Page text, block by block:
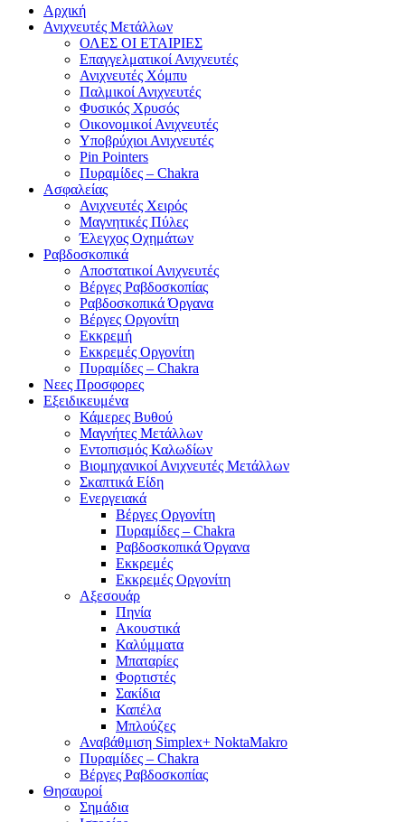
Αρχική
Ανιχνευτές Μετάλλων
ΟΛΕΣ ΟΙ ΕΤΑΙΡΙΕΣ
Επαγγελματικοί Ανιχνευτές
Ανιχνευτές Χόμπυ
Παλμικοί Ανιχνευτές
Φυσικός Χρυσός
Οικονομικοί Ανιχνευτές
Υποβρύχιοι Ανιχνευτές
Pin Pointers
Πυραμίδες – Chakra
Ασφαλείας
Ανιχνευτές Χειρός
Μαγνητικές Πύλες
Έλεγχος Οχημάτων
Ραβδοσκοπικά
Αποστατικοί Ανιχνευτές
Βέργες Ραβδοσκοπίας
Ραβδοσκοπικά Όργανα
Βέργες Οργονίτη
Εκκρεμή
Εκκρεμές Οργονίτη
Πυραμίδες – Chakra
Νεες Προσφορες
Εξειδικευμένα
Κάμερες Βυθού
Μαγνήτες Μετάλλων
Εντοπισμός Καλωδίων
Βιομηχανικοί Ανιχνευτές Μετάλλων
Σκαπτικά Είδη
Ενεργειακά
Βέργες Οργονίτη
Πυραμίδες – Chakra
Ραβδοσκοπικά Όργανα
Εκκρεμές
Εκκρεμές Οργονίτη
Αξεσουάρ
Πηνία
Ακουστικά
Καλύμματα
Μπαταρίες
Φορτιστές
Σακίδια
Καπέλα
Μπλούζες
Αναβάθμιση Simplex+ NoktaMakro
Πυραμίδες – Chakra
Βέργες Ραβδοσκοπίας
Θησαυροί
Σημάδια